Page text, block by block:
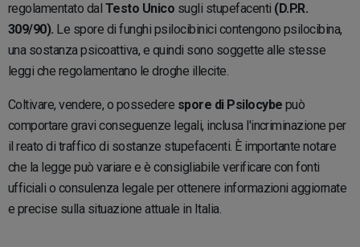
regolamentato dal Testo Unico sugli stupefacenti (D.P.R.
309/90). Le spore di funghi psilocibinici contengono psilocibina,
una sostanza psicoattiva, e quindi sono soggette alle stesse
leggi che regolamentano le droghe illecite.
Coltivare, vendere, o possedere spore di Psilocybe può
comportare gravi conseguenze legali, inclusa l'incriminazione per
il reato di traffico di sostanze stupefacenti. È importante notare
che la legge può variare e è consigliabile verificare con fonti
ufficiali o consulenza legale per ottenere informazioni aggiornate
e precise sulla situazione attuale in Italia.